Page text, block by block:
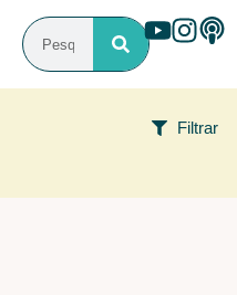
Filtrar